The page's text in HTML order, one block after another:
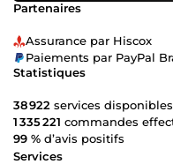
Partenaires
Assurance par Hiscox
Paiements par PayPal
Statistiques
38 922 services disponibles
1 335 221 commandes
99 % d’avis positifs
Services